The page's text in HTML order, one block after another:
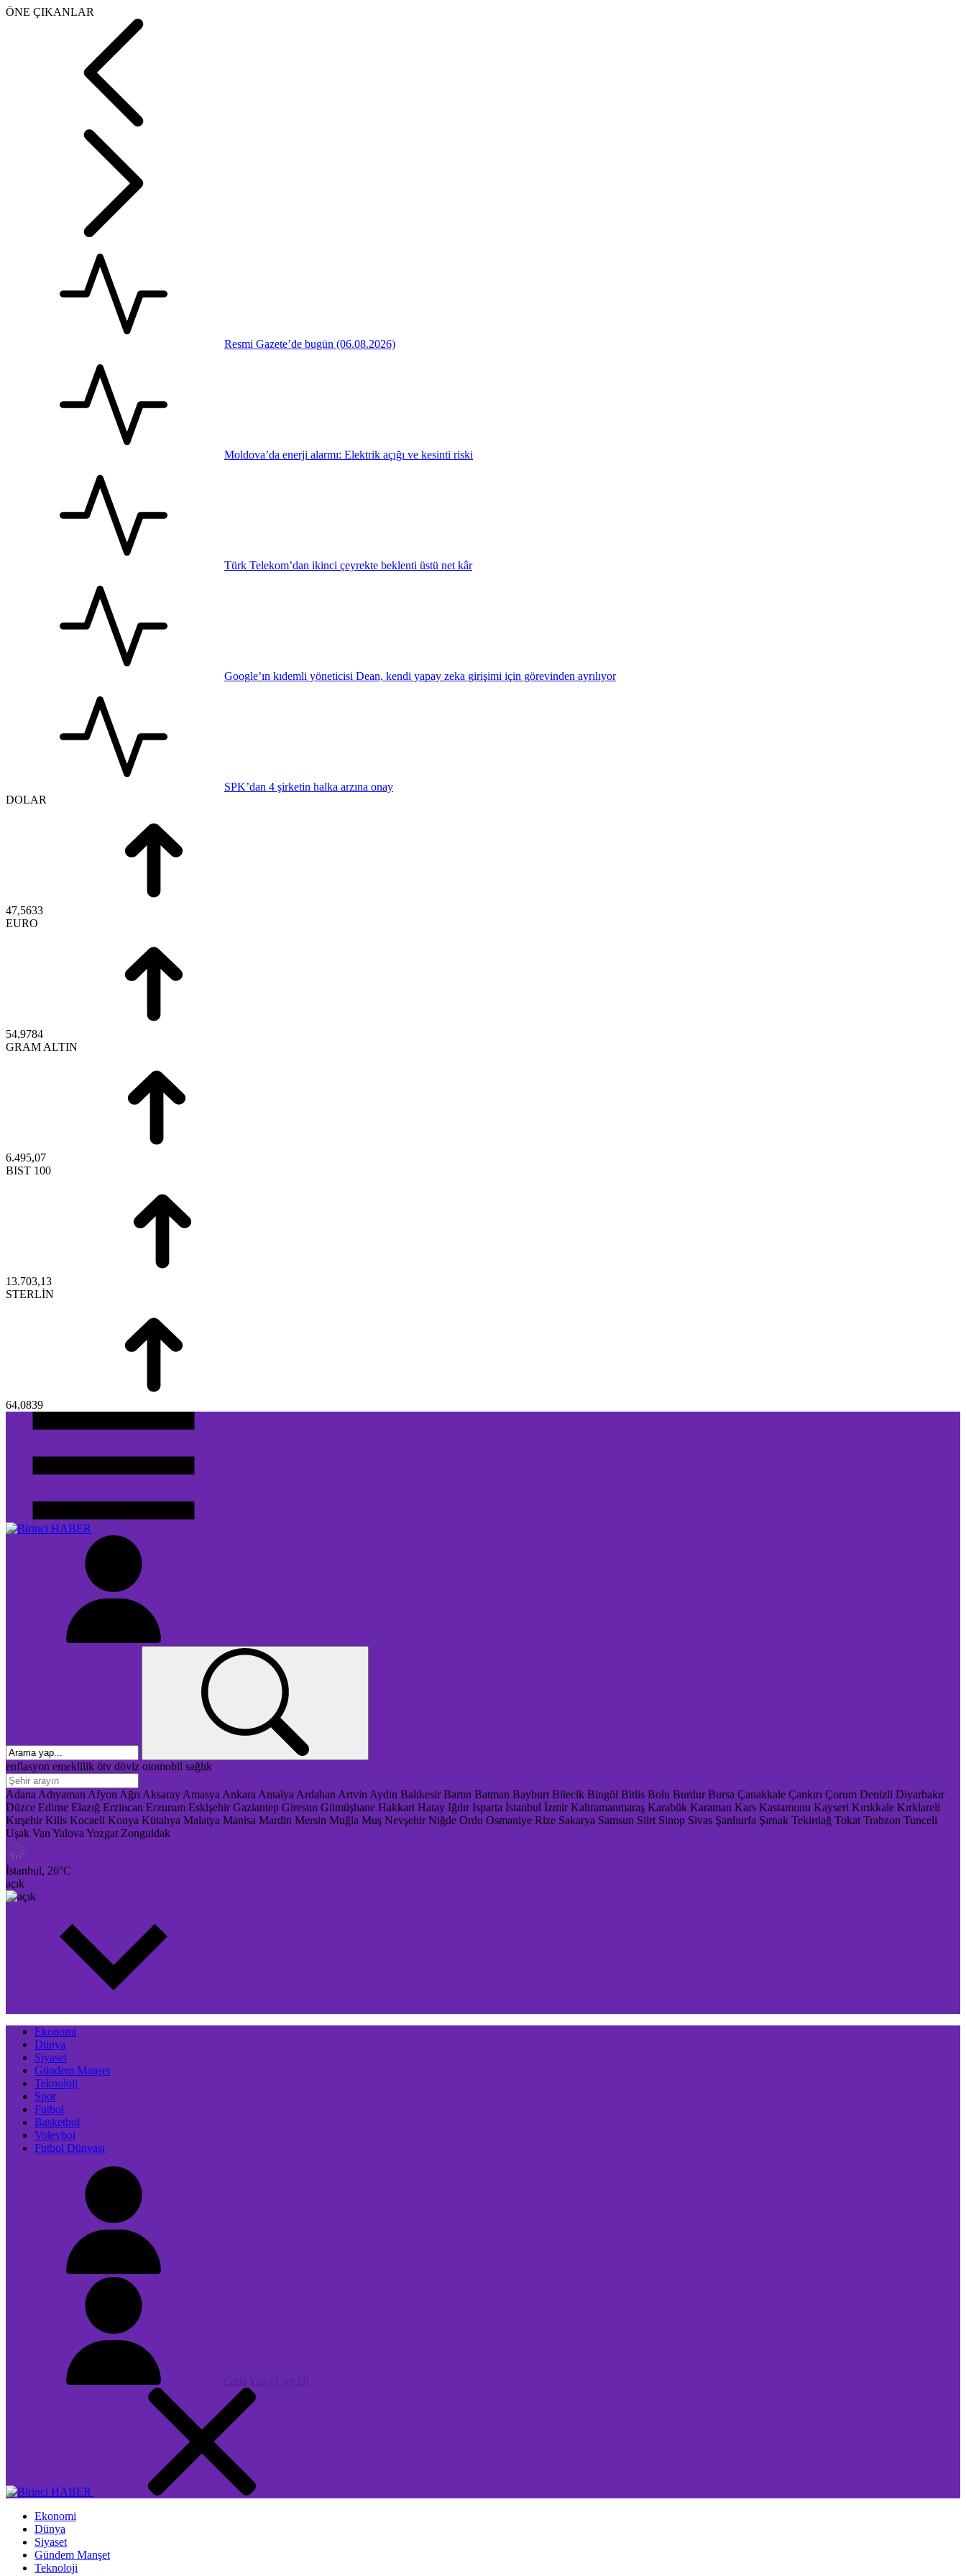
ÖNE ÇIKANLAR
Resmi Gazete’de bugün (06.08.2026)
Moldova’da enerji alarmı: Elektrik açığı ve kesinti riski
Türk Telekom’dan ikinci çeyrekte beklenti üstü net kâr
Google’ın kıdemli yöneticisi Dean, kendi yapay zeka girişimi için görevinden ayrılıyor
SPK’dan 4 şirketin halka arzına onay
DOLAR
47,5633
EURO
54,9784
GRAM ALTIN
6.495,07
BIST 100
13.703,13
STERLİN
64,0839
enflasyon emeklilik ötv döviz otomobil sağlık
Adana Adıyaman Afyon Ağrı Aksaray Amasya Ankara Antalya Ardahan Artvin Aydın Balıkesir Bartın Batman Bayburt Bilecik Bingöl Bitlis Bolu Burdur Bursa Çanakkale Çankırı Çorum Denizli Diyarbakır
Düzce Edirne Elazığ Erzincan Erzurum Eskişehir Gaziantep Giresun Gümüşhane Hakkari Hatay Iğdır Isparta İstanbul İzmir Kahramanmaraş Karabük Karaman Kars Kastamonu Kayseri Kırıkkale Kırklareli
Kırşehir Kilis Kocaeli Konya Kütahya Malatya Manisa Mardin Mersin Muğla Muş Nevşehir Niğde Ordu Osmaniye Rize Sakarya Samsun Siirt Sinop Sivas Şanlıurfa Şırnak Tekirdağ Tokat Trabzon Tunceli
Uşak Van Yalova Yozgat Zonguldak
İstanbul, 26°C
açık
Ekonomi
Dünya
Siyaset
Gündem Manşet
Teknoloji
Spor
Futbol
Basketbol
Voleybol
Futbol Dünyası
Giriş Yap / Üye Ol
Ekonomi
Dünya
Siyaset
Gündem Manşet
Teknoloji